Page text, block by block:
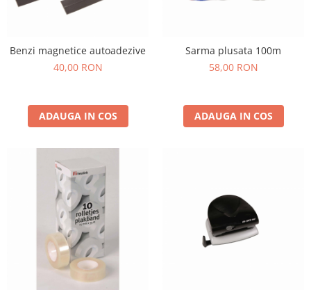
Benzi magnetice autoadezive
40,00 RON
ADAUGA IN COS
Sarma plusata 100m
58,00 RON
ADAUGA IN COS